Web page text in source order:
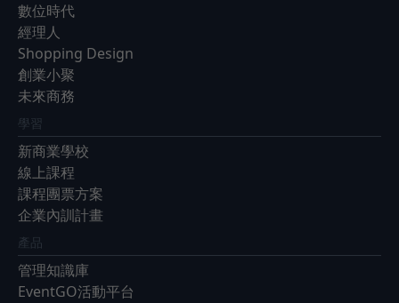
數位時代
經理人
Shopping Design
創業小聚
未來商務
學習
新商業學校
線上課程
課程團票方案
企業內訓計畫
產品
管理知識庫
EventGO活動平台